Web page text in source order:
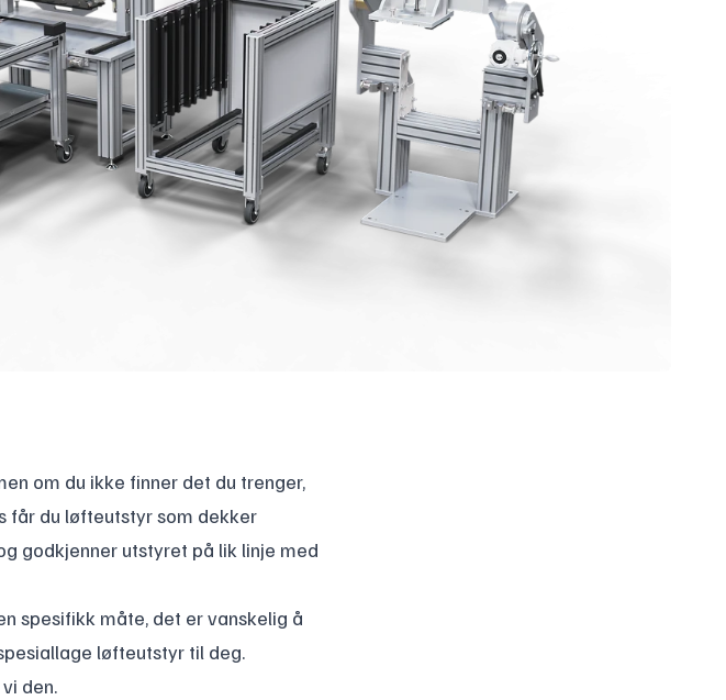
om du ikke finner det du trenger,
får du løfteutstyr som dekker
godkjenner utstyret på lik linje med
spesifikk måte, det er vanskelig å
løfteutstyr til deg.
den.